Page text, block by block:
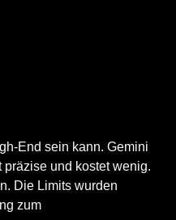
End sein kann. Gemini
präzise und kostet wenig.
Die Limits wurden
zum